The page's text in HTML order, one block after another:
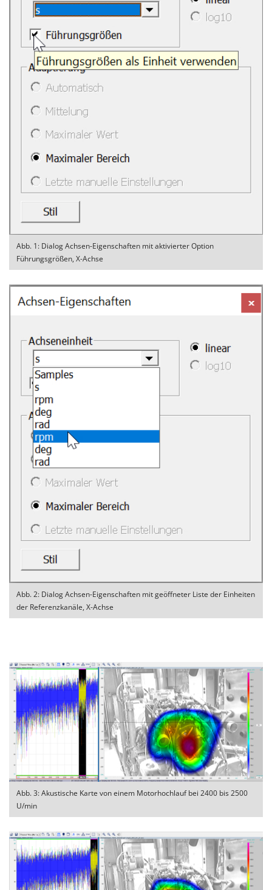
Abb. 1: Dialog Achsen-Eigenschaften mit aktivierter Option
Führungsgrößen, X-Achse
Abb. 2: Dialog Achsen-Eigenschaften mit geöffneter Liste der Einheiten
der Referenzkanäle, X-Achse
Abb. 3: Akustische Karte von einem Motorhochlauf bei 2400 bis 2500
U/min